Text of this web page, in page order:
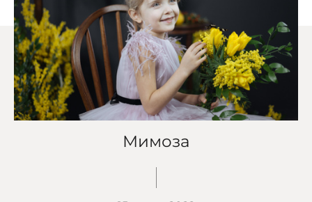
Мимоза